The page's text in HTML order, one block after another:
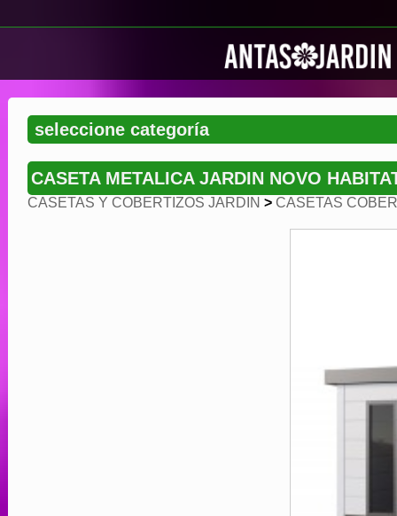
CASETA METALICA JARDIN NOVO
CASETAS Y COBERTIZOS JARDIN > CASETAS